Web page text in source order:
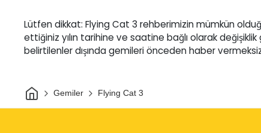
Lütfen dikkat: Flying Cat 3 rehberimizin mümkün
ettiğiniz yılın tarihine ve saatine bağlı olarak
belirtilenler dışında gemileri önceden haber
Ev Gemiler Flying Cat 3